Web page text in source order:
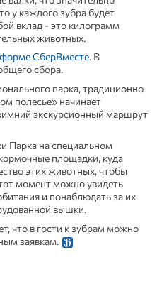
у каждого зубра будет
вклад - это килограмм
животных.
СберВместе. В
сбора.
парка, традиционно
полесье» начинает
экскурсионный маршрут
Парка на специальном
площадки, куда
этих животных, чтобы
момент можно увидеть
и понаблюдать за их
вышки.
что в гости к зубрам можно
заявкам.